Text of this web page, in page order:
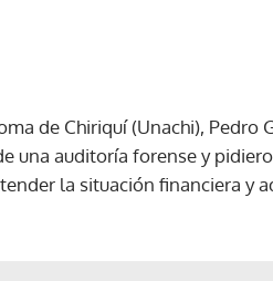
de Chiriquí (Unachi), Pedro
una auditoría forense y
la situación financiera y